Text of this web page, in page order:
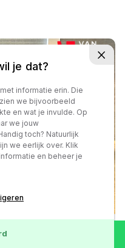
je dat?
informatie erin. Die
we bijvoorbeeld
en wat je invulde. Op
we jouw
toch? Natuurlijk
we eerlijk over. Klik
en beheer je